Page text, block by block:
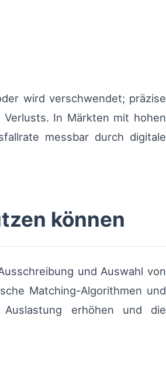
wird verschwendet; präzise
In Märkten mit hohen
messbar durch digitale
können
und Auswahl von
Matching-Algorithmen und
erhöhen und die